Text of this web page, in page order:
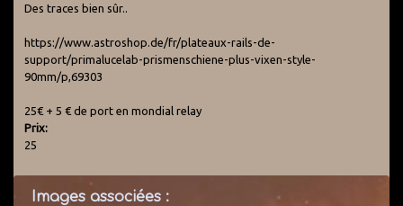
Des traces bien sûr..
https://www.astroshop.de/fr/plateaux-rails-de-
support/primalucelab-prismenschiene-plus-vixen-style-
90mm/p,69303
25€ + 5 € de port en mondial relay
Prix:
25
Images associées :